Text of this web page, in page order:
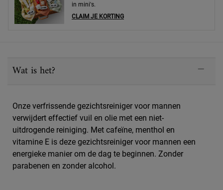
in mini's.
CLAIM JE KORTING
Wat is het?
Onze verfrissende gezichtsreiniger voor mannen
verwijdert effectief vuil en olie met een niet-
uitdrogende reiniging. Met cafeïne, menthol en
vitamine E is deze gezichtsreiniger voor mannen een
energieke manier om de dag te beginnen. Zonder
parabenen en zonder alcohol.